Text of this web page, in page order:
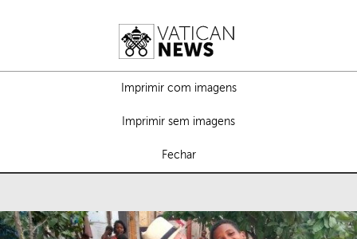
Imprimir com imagens
Imprimir sem imagens
Fechar